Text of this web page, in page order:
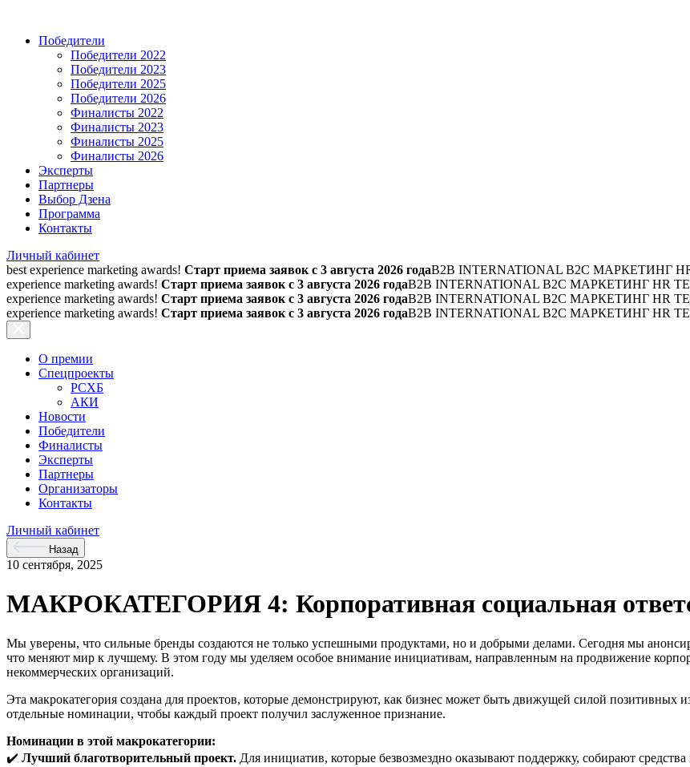
Победители
Победители 2022
Победители 2023
Победители 2025
Победители 2026
Финалисты 2022
Финалисты 2023
Финалисты 2025
Финалисты 2026
Эксперты
Партнеры
Выбор Дзена
Программа
Контакты
Личный кабинет
best experience marketing awards! Старт приема заявок с 3 августа 2026 годаB2B INTERNATIONAL B2C МАРКЕТИНГ
experience marketing awards! Старт приема заявок с 3 августа 2026 годаB2B INTERNATIONAL B2C МАРКЕТИНГ
experience marketing awards! Старт приема заявок с 3 августа 2026 годаB2B INTERNATIONAL B2C МАРКЕТИНГ
experience marketing awards! Старт приема заявок с 3 августа 2026 годаB2B INTERNATIONAL B2C МАРКЕТИНГ
О премии
Спецпроекты
РСХБ
АКИ
Новости
Победители
Финалисты
Эксперты
Партнеры
Организаторы
Контакты
Личный кабинет
Назад
10 сентября, 2025
МАКРОКАТЕГОРИЯ 4: Корпоративная социальная
Мы уверены, что сильные бренды создаются не только успешными продуктами, но и добрыми делами. Сегодня мы
что меняют мир к лучшему. В этом году мы уделяем особое внимание инициативам, направленным на продвижение
некоммерческих организаций.
Эта макрокатегория создана для проектов, которые демонстрируют, как бизнес может быть движущей силой
отдельные номинации, чтобы каждый проект получил заслуженное признание.
Номинации в этой макрокатегории:
✔️ Лучший благотворительный проект. Для инициатив, которые безвозмездно оказывают поддержку, собирают